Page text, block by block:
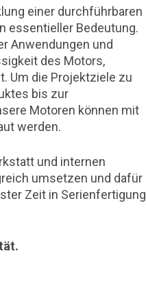
einer durchführbaren
essentieller Bedeutung.
Anwendungen und
des Motors,
Um die Projektziele zu
bis zur
Motoren können mit
werden.
und internen
umsetzen und dafür
Zeit in Serienfertigung